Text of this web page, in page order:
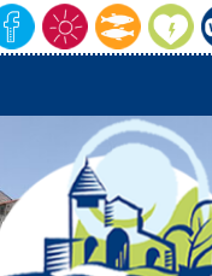
"Village